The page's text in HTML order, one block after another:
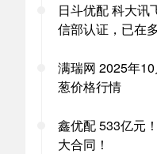
日斗优配 科大讯
信部认证，已在
满瑞网 2025年
葱价格行情
鑫优配 533亿元
大合同！